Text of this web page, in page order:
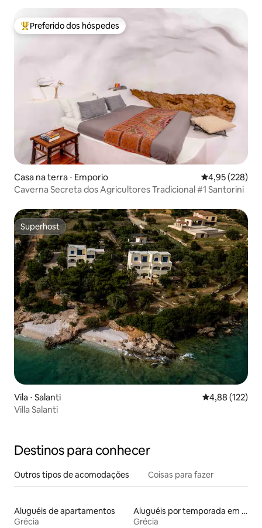
Entre os melhores preferidos dos hóspedes
Preferido dos hóspedes
Casa na terra ⋅ Emporio 4,95 de uma
4,95 (228)
Caverna Secreta dos Agricultores Tradicional #1 Santorini
Superhost
Superhost
Vila ⋅ Salanti 4,88 de uma
4,88 (122)
Villa Salanti
Destinos para conhecer
Outros tipos de acomodações Coisas para fazer
Aluguéis de apartamentos
Grécia
Aluguéis por temporada em hotéis-fazenda
Grécia